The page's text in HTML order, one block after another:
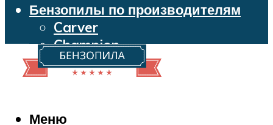
Бензопилы по производителям
Carver
Champion
Echo
Husqvarna
Makita
Меню